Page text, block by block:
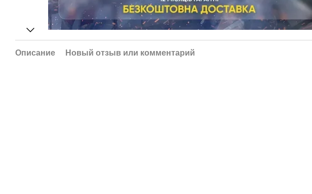
Описание Новый отзыв или комментарий